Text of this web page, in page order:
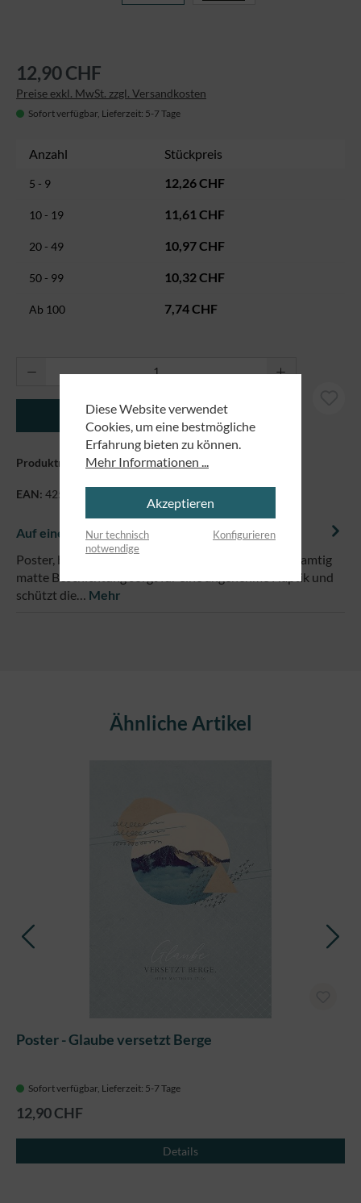
12,90 CHF
Preise exkl. MwSt. zzgl. Versandkosten
Sofort verfügbar, Lieferzeit: 5-7 Tage
Anzahl Stückpreis
5 - 9 12,26 CHF
10 - 19 11,61 CHF
20 - 49 10,97 CHF
50 - 99 10,32 CHF
Ab 100 7,74 CHF
Produkt Anzahl: Gib den gewünschten
In den Warenkorb
Produktnummer:170059
EAN: 4250479867819
Auf einem Blick
Poster, bunt, im Format DIN A3 (29,7 x 42 cm)Eine samtig
matte Beschichtung sorgt für eine angenehme Haptik und
schützt die… Mehr
Produktgalerie überspringenÄhnliche Artikel
Poster - Glaube versetzt Berge
Sofort verfügbar, Lieferzeit: 5-7 Tage
12,90 CHF
Details
Diese Website verwendet
Cookies, um eine bestmögliche
Erfahrung bieten zu können.
Mehr Informationen ...
Akzeptieren
Nur technisch
notwendige
Konfigurieren